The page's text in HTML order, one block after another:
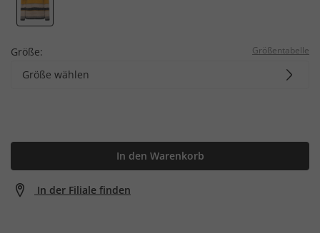
Größe: Größentabelle
Größe wählen
In den Warenkorb
In der Filiale finden